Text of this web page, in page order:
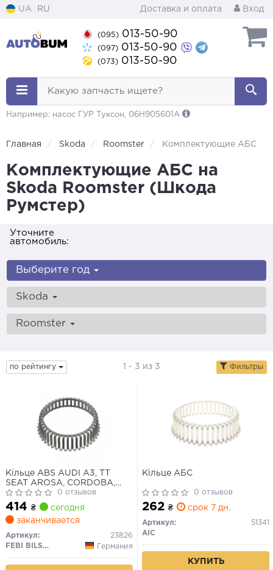
UA RU Доставка и оплата Вход
(095) 013-50-90
(097) 013-50-90
(073) 013-50-90
Какую запчасть ищете?
Например: насос ГУР Туксон, 06H905601A
Главная Skoda Roomster Комплектующие АБС
Комплектующие АБС на
Skoda Roomster (Шкода
Румстер)
Уточните
автомобиль:
Выберите год
Skoda
Roomster
по рейтингу 1 - 3 из 3 Фильтры
Кільце ABS AUDI A3, TT
SEAT AROSA, CORDOBA,
CORDOBA VARIO, IBIZA II,
INCA, LEON, TOLEDO I,
TOLEDO II SKODA FELICIA
CUBE, FELICIA I, FELICIA II,
OCTAVIA I, ROOMSTER 1.0-
3.2 08.83-
0 отзывов
414 ₴
сегодня
заканчивается
Артикул:
23826
FEBI BILSTEIN
Германия
Кільце АБС
0 отзывов
262 ₴ срок 7 дн.
Артикул:
51341
AIC
КУПИТЬ